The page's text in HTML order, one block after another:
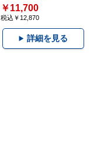
￥11,700
税込￥12,870
詳細を見る